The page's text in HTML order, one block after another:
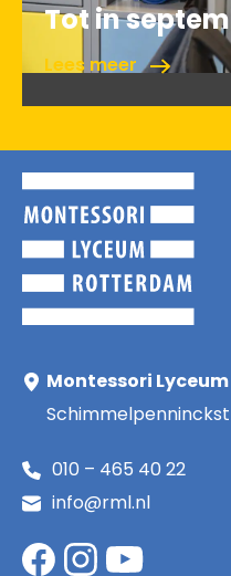
Tot in
Lees meer
Montessori
010 – 465 40 22
info@rml.nl